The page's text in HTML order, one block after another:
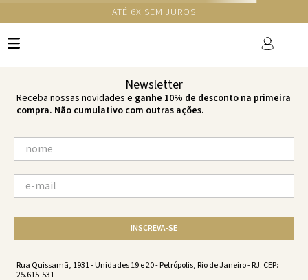
GANHE 10% NA PRIMEIRA COMPRA COM O CUPOM NEWS10
não encontramos resultados para:
'top-renda-black-black-vs232047-
001'
O que você está procurando?